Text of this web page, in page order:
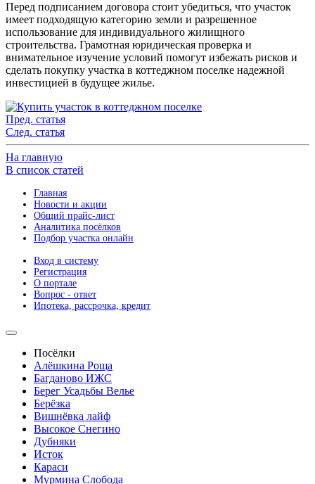
Перед подписанием договора стоит убедиться, что участок
имеет подходящую категорию земли и разрешенное
использование для индивидуального жилищного
строительства. Грамотная юридическая проверка и
внимательное изучение условий помогут избежать рисков и
сделать покупку участка в коттеджном поселке надежной
инвестицией в будущее жилье.
Пред. статья
След. статья
На главную
В список статей
Главная
Новости и акции
Общий прайс-лист
Аналитика посёлков
Подбор участка онлайн
Вход в систему
Регистрация
О портале
Вопрос - ответ
Ипотека, рассрочка, кредит
Посёлки
Алёшкина Роща
Багданово ИЖС
Берег Усадьбы Велье
Берёзка
Вишнёвка лайф
Высокое Снегино
Дубняки
Исток
Караси
Мурмина Слобода